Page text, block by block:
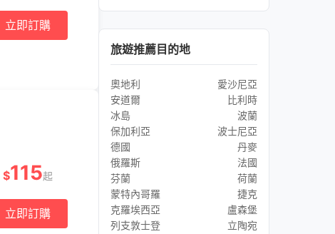
立即訂購
$115起
立即訂購
旅遊推薦目的地
奧地利
愛沙尼亞
安道爾
比利時
冰島
波蘭
保加利亞
波士尼亞
德國
丹麥
俄羅斯
法國
芬蘭
荷蘭
蒙特內哥羅
捷克
克羅埃西亞
盧森堡
列支敦士登
立陶宛